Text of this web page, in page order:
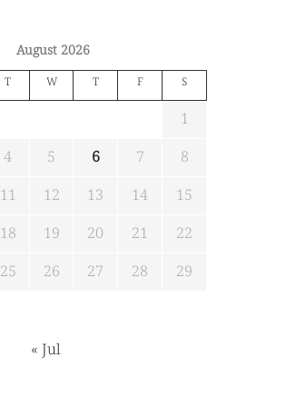
August 2026
T W T F S
1
4 5 6 7
8
11 12 13 14
15
18 19 20 21
22
25 26 27 28
29
« Jul